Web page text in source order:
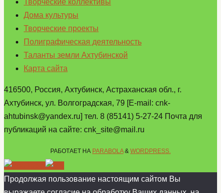
Творческие коллективы
Дома культуры
Творческие проекты
Полиграфическая деятельность
Таланты земли Ахтубинской
Карта сайта
416500, Россия, Ахтубинск, Астраханская обл., г.
Ахтубинск, ул. Волгоградская, 79 [E-mail: cnk-
ahtubinsk@yandex.ru] тел. 8 (85141) 5-27-24 Почта для
публикаций на сайте: cnk_site@mail.ru
РАБОТАЕТ НА PARABOLA& WORDPRESS.
Продолжая пользование настоящим сайтом Вы